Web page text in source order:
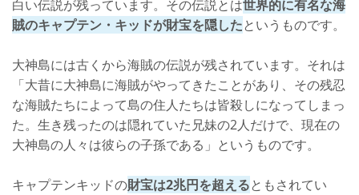
白い伝説が残っています。その伝説とは世界的に有名な海
賊のキャプテン・キッドが財宝を隠したというものです。
大神島には古くから海賊の伝説が残されています。それは
「大昔に大神島に海賊がやってきたことがあり、その残忍
な海賊たちによって島の住人たちは皆殺しになってしまっ
た。生き残ったのは隠れていた兄妹の2人だけで、現在の
大神島の人々は彼らの子孫である」というものです。
キャプテンキッドの財宝は2兆円を超えるともされてい